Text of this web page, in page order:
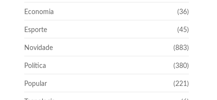
Economia (36)
Esporte (45)
Novidade (883)
Política (380)
Popular (221)